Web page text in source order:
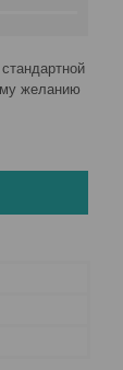
желанию